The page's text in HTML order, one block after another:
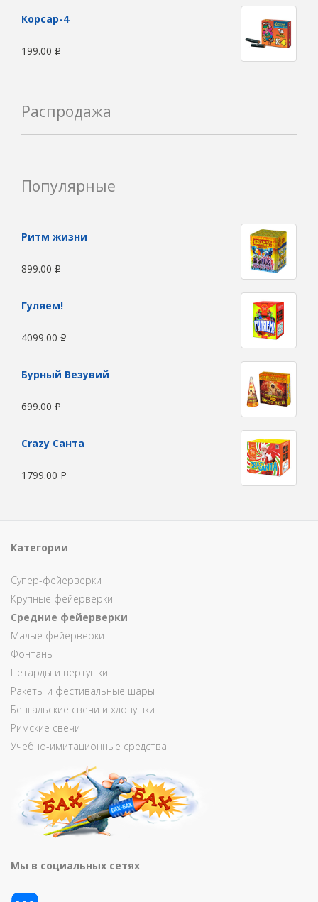
Корсар-4
199.00 Р
Распродажа
Популярные
Ритм жизни
899.00 Р
Гуляем!
4099.00 Р
Бурный Везувий
699.00 Р
Сrazy Санта
1799.00 Р
Категории
Супер-фейерверки
Крупные фейерверки
Средние фейерверки
Малые фейерверки
Фонтаны
Петарды и вертушки
Ракеты и фестивальные шары
Бенгальские свечи и хлопушки
Римские свечи
Учебно-имитационные средства
Мы в социальных сетях